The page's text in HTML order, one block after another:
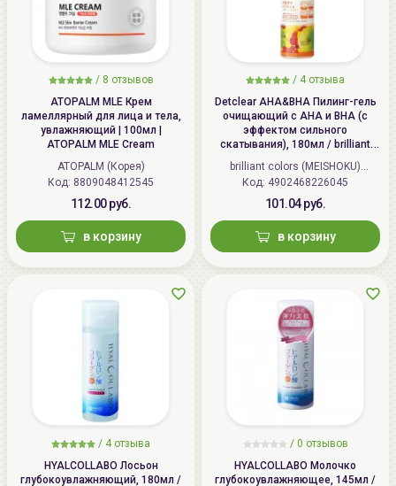
/ 8 отзывов
ATOPALM MLE Крем
ламеллярный для лица и тела,
увлажняющий | 100мл |
ATOPALM MLE Cream
ATOPALM (Корея)
Код: 8809048412545
112.00 руб.
в корзину
/ 4 отзыва
Detclear AHA&BHA Пилинг-гель
очищающий с AHA и BHA (с
эффектом сильного
скатывания), 180мл / brilliant
colors (MEISHOKU) Detclear
Bright&Peel AHA&BHA Fruits
Peeling Jelly
brilliant colors (MEISHOKU)
(Япония)
Код: 4902468226045
101.04 руб.
в корзину
/ 4 отзыва
HYALCOLLABO Лосьон
глубокоувлажняющий, 180мл /
/ 0 отзывов
HYALCOLLABO Молочко
глубокоувлажняющее, 145мл /